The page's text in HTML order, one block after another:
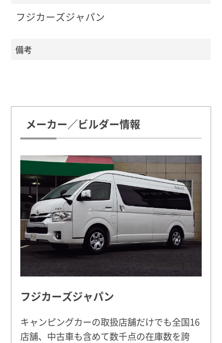
フジカーズジャパン
備考
メーカー／ビルダー情報
フジカーズジャパン
キャンピングカーの取扱店舗だけでも全国16
店舗、中古車も含めて数千点の在庫数を誇